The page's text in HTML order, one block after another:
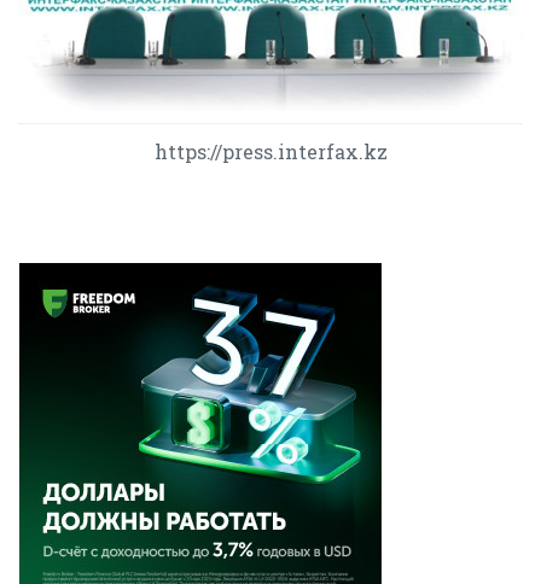
https://press.interfax.kz